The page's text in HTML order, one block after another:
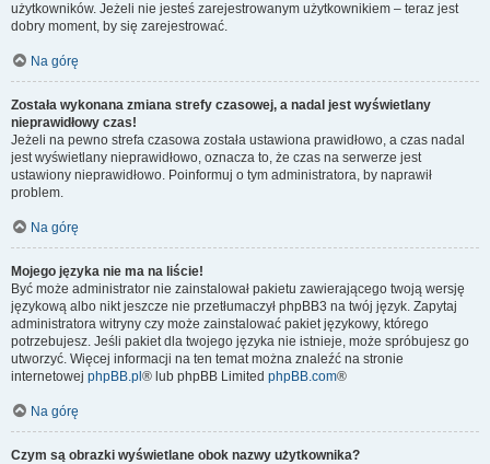
użytkowników. Jeżeli nie jesteś zarejestrowanym użytkownikiem – teraz jest
dobry moment, by się zarejestrować.
Na górę
Została wykonana zmiana strefy czasowej, a nadal jest wyświetlany
nieprawidłowy czas!
Jeżeli na pewno strefa czasowa została ustawiona prawidłowo, a czas nadal
jest wyświetlany nieprawidłowo, oznacza to, że czas na serwerze jest
ustawiony nieprawidłowo. Poinformuj o tym administratora, by naprawił
problem.
Na górę
Mojego języka nie ma na liście!
Być może administrator nie zainstalował pakietu zawierającego twoją wersję
językową albo nikt jeszcze nie przetłumaczył phpBB3 na twój język. Zapytaj
administratora witryny czy może zainstalować pakiet językowy, którego
potrzebujesz. Jeśli pakiet dla twojego języka nie istnieje, może spróbujesz go
utworzyć. Więcej informacji na ten temat można znaleźć na stronie
internetowej phpBB.pl ® lub phpBB Limited phpBB.com®
Na górę
Czym są obrazki wyświetlane obok nazwy użytkownika?